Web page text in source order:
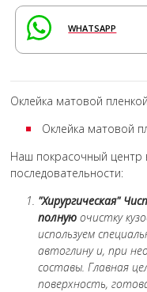
WHATSAPP
Оклейка матовой
Оклейка матовой
Наш покрасочный центр
последовательности:
"Хирургическая"
полную очистку
используем
автоглину и, при
составы. Главная
поверхность,